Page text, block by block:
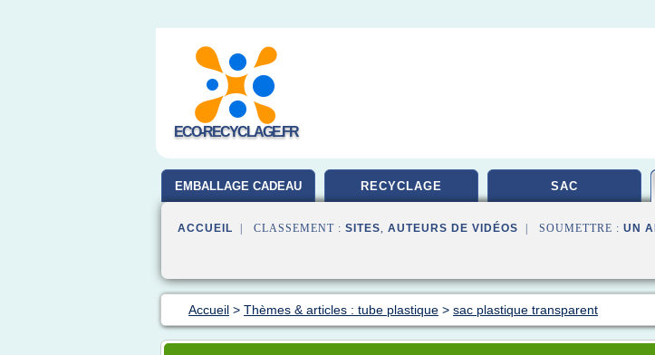
ECO-RECYCLAGE.FR
EMBALLAGE CADEAU RECYCLAGE SAC
ACCUEIL | CLASSEMENT : SITES, AUTEURS DE VIDÉOS | SOUMETTRE : UN
Accueil > Thèmes & articles : tube plastique > sac plastique transparent